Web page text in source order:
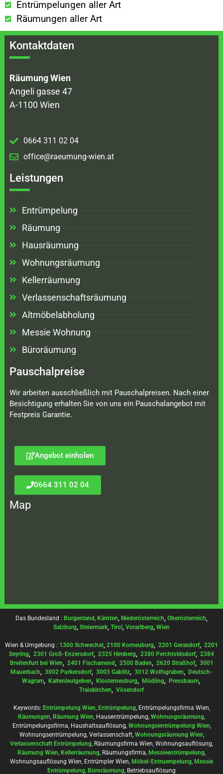
Entrümpelungen aller Art
Räumungen aller Art
Kontaktdaten
Räumung Wien
Angeli gasse 47
A-1100 Wien
0664 311 02 04
office@raeumung-wien.at
Leistungen
Entrümpelung
Räumung
Hausräumung
Wohnungsräumung
Kellerräumung
Verlassenschaftsräumung
Altmöbelabholung
Messie Wohnung
Büroräumung
Pauschalpreise
Wir arbeiten ausschließlich mit Pauschalpreisen. Nach einer
Besichtigung erhalten Sie von uns ein Pauschalangebot mit
Festpreis Garantie.
Angebot einholen
0664 311 02 04
Map
Das Bundesland : Burgenland, Kärnten, Niederösterreich, Oberösterreich,
Salzburg, Steiermark, Tirol , Vorarlberg, Wien
Wien & Umgebung : 1300 Schwechat, 2100 Korneuburg, 2201 Gerasdorf, 2201
Seyring, 2301 Groß-Enzersdorf, 2325 Himberg, 2380 Perchtoldsdorf, 2384
Breitenfurt bei Wien, 2401 Fischamend, 2500 Baden, 2620 Straßhof, 3001
Mauerbach, 3002 Purkersdorf, 3003 Gablitz, 3012 Wolfsgraben, Deutsch-
Wagram, Kaltenleutgeben, Klosterneuburg, Mödling, Pressbaum,
Traiskirchen, Vösendorf
Keywords: Entrümpelung Wien, Entrümpelung, Entrümpelungsfirma Wien,
Räumungen, Räumung Wien, Hausentrümpelung, Wohnungsräumung,
Entrümpelungsfirma, Haushaltsauflösung, Wohnungsentrümpelung Wien,
Wohnungsentrümpelung, Verlassenschaft, Wohnungsräumung Wien,
Verlassenschaft Entrümpelung, Räumungsfirma Wien, Wohnungsauflösung,
Räumung Wien, Kellerräumung, Räumungsfirma, Messieentrümpelung,
Wohnungsauflösung Wien, Entrümpler Wien, Möbel-Entruempelung, Messie
Entrümpelung, Büroräumung, Betriebsauflösung